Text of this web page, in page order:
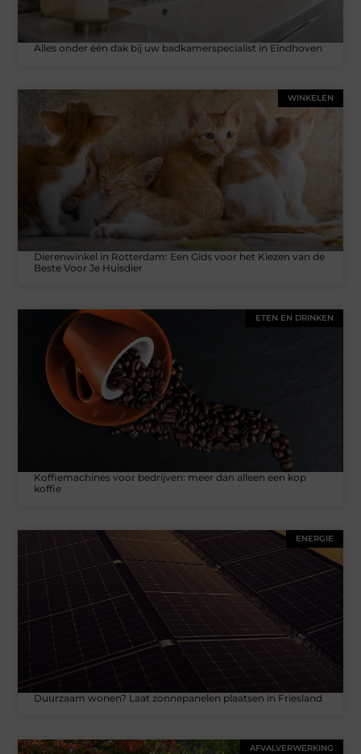
Alles onder één dak bij uw badkamerspecialist in Eindhoven
WINKELEN
Dierenwinkel in Rotterdam: Een Gids voor het Kiezen van de
Beste Voor Je Huisdier
ETEN EN DRINKEN
Koffiemachines voor bedrijven: meer dan alleen een kop
koffie
ENERGIE
Duurzaam wonen? Laat zonnepanelen plaatsen in Friesland
AFVALVERWERKING